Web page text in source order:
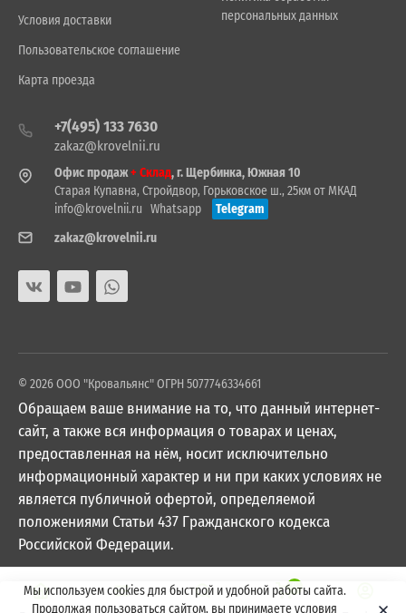
Условия доставки
Пользовательское соглашение
Карта проезда
персональных данных
+7(495) 133 7630
zakaz@krovelnii.ru
Офис продаж+ Склад, г. Щербинка, Южная 10
Старая Купавна, Стройдвор, Горьковское ш., 25км от МКАД
info@krovelnii.ru Whatsapp
Telegram
zakaz@krovelnii.ru
© 2026 ООО "Кровальянс" ОГРН 5077746334661
Обращаем ваше внимание на то, что данный интернет-
сайт, а также вся информация о товарах и ценах,
предоставленная на нём, носит исключительно
информационный характер и ни при каких условиях не
является публичной офертой, определяемой
положениями Статьи 437 Гражданского кодекса
Российской Федерации.
Мы используем cookies для быстрой и удобной работы сайта.
Продолжая пользоваться сайтом, вы принимаете условия
0